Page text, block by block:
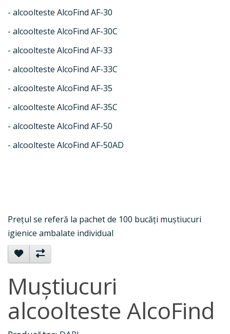
- alcoolteste AlcoFind AF-30
- alcoolteste AlcoFind AF-30C
- alcoolteste AlcoFind AF-33
- alcoolteste AlcoFind AF-33C
- alcoolteste AlcoFind AF-35
- alcoolteste AlcoFind AF-35C
- alcoolteste AlcoFind AF-50
- alcoolteste AlcoFind AF-50AD
Prețul se referă la pachet de 100 bucăți muștiucuri
igienice ambalate individual
Muștiucuri
alcoolteste AlcoFind